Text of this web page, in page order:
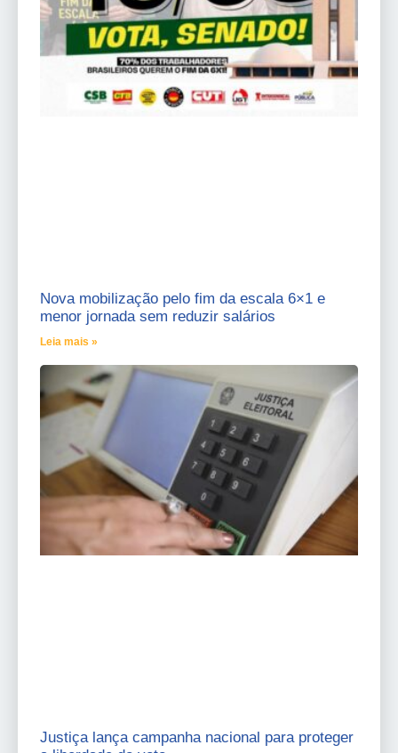
Nova mobilização pelo fim da escala 6×1 e
menor jornada sem reduzir salários
Leia mais »
Justiça lança campanha nacional para proteger